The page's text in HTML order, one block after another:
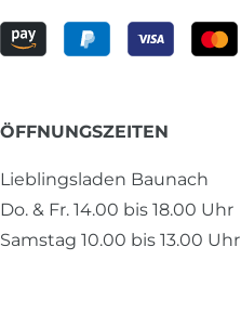
ÖFFNUNGSZEITEN
Lieblingsladen Baunach
Do. & Fr. 14.00 bis 18.00 Uhr
Samstag 10.00 bis 13.00 Uhr